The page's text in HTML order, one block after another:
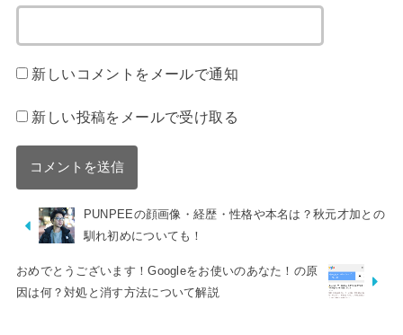
新しいコメントをメールで通知
新しい投稿をメールで受け取る
PUNPEEの顔画像・経歴・性格や本名は？秋元才加との
馴れ初めについても！
おめでとうございます！Googleをお使いのあなた！の原
因は何？対処と消す方法について解説